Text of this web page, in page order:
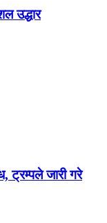
उद्धार
ट्रम्पले जारी गरे